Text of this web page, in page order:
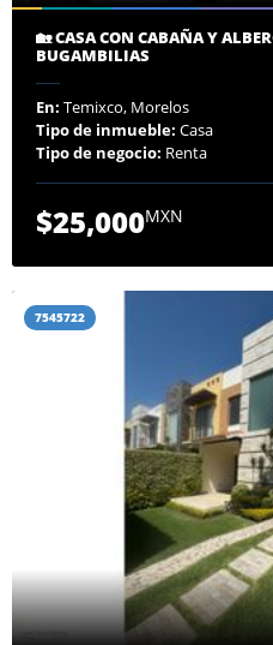
🏡 CASA CON CABAÑA Y
BUGAMBILIAS
En: Temixco, Morelos
Tipo de inmueble: Casa
Tipo de negocio: Renta
$25,000MXN
7545722